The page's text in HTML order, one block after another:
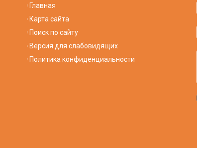
Главная
Карта сайта
Поиск по сайту
Версия для слабовидящих
Политика конфиденциальности